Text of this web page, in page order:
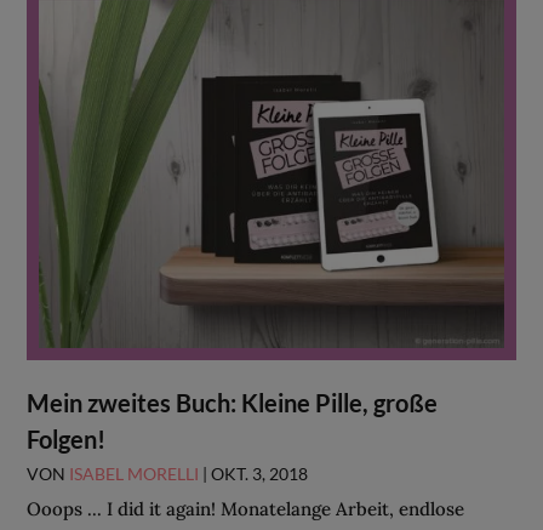
Mein zweites Buch: Kleine Pille, große
Folgen!
VON ISABEL MORELLI |OKT. 3, 2018
Ooops ... I did it again! Monatelange Arbeit, endlose